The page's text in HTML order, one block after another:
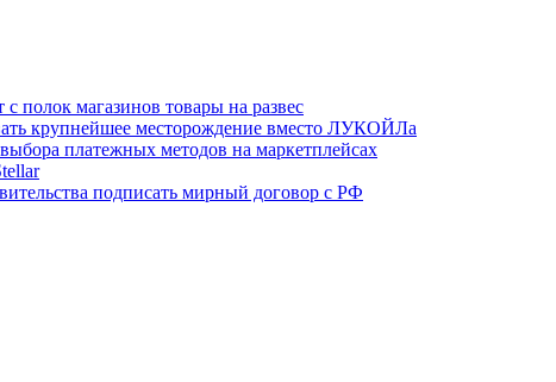
полок магазинов товары на развес
крупнейшее месторождение вместо ЛУКОЙЛа
платежных методов на маркетплейсах
подписать мирный договор с РФ